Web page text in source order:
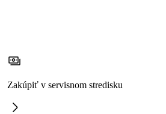
Zakúpiť v servisnom stredisku